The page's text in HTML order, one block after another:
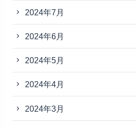
2024年7月
2024年6月
2024年5月
2024年4月
2024年3月